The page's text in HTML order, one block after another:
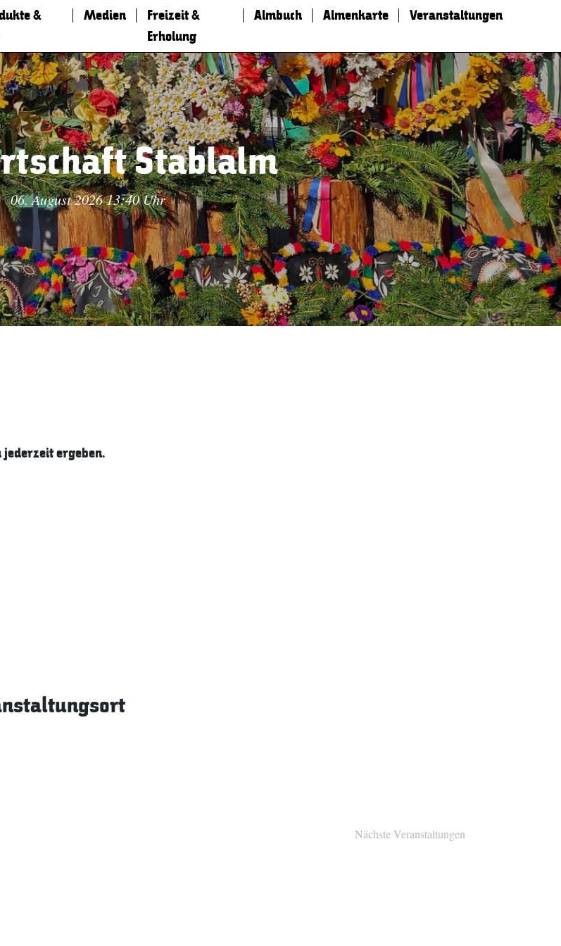
&
Medien
Freizeit &
Erholung
Almbuch Almenkarte Veranstaltungen
Stablalm
06. August 2026 13:40 Uhr
jederzeit ergeben.
NächsteVeranstaltungen